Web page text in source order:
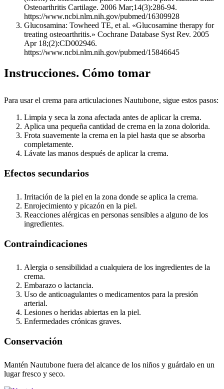
Osteoarthritis Cartilage. 2006 Mar;14(3):286-94.
https://www.ncbi.nlm.nih.gov/pubmed/16309928
Glucosamina: Towheed TE, et al. «Glucosamine therapy for
treating osteoarthritis.» Cochrane Database Syst Rev. 2005
Apr 18;(2):CD002946.
https://www.ncbi.nlm.nih.gov/pubmed/15846645
Instrucciones. Cómo tomar
Para usar el crema para articulaciones Nautubone, sigue estos pasos:
Limpia y seca la zona afectada antes de aplicar la crema.
Aplica una pequeña cantidad de crema en la zona dolorida.
Frota suavemente la crema en la piel hasta que se absorba
completamente.
Lávate las manos después de aplicar la crema.
Efectos secundarios
Irritación de la piel en la zona donde se aplica la crema.
Enrojecimiento y picazón en la piel.
Reacciones alérgicas en personas sensibles a alguno de los
ingredientes.
Contraindicaciones
Alergia o sensibilidad a cualquiera de los ingredientes de la
crema.
Embarazo o lactancia.
Uso de anticoagulantes o medicamentos para la presión
arterial.
Lesiones o heridas abiertas en la piel.
Enfermedades crónicas graves.
Conservación
Mantén Nautubone fuera del alcance de los niños y guárdalo en un
lugar fresco y seco.